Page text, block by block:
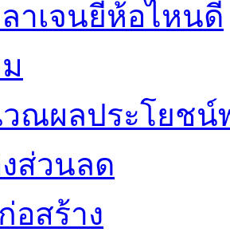
าเจนยี่ห้อไหนดี
ณผลประโยชน์
ส่วนลด
อสร้าง